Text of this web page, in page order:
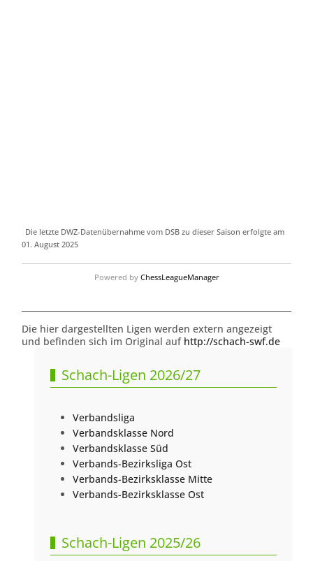
Die letzte DWZ-Datenübernahme vom DSB zu dieser Saison erfolgte am
01. August 2025
Powered by ChessLeagueManager
Die hier dargestellten Ligen werden extern angezeigt
und befinden sich im Original auf http://schach-swf.de
Schach-Ligen 2026/27
Verbandsliga
Verbandsklasse Nord
Verbandsklasse Süd
Verbands-Bezirksliga Ost
Verbands-Bezirksklasse Mitte
Verbands-Bezirksklasse Ost
Schach-Ligen 2025/26